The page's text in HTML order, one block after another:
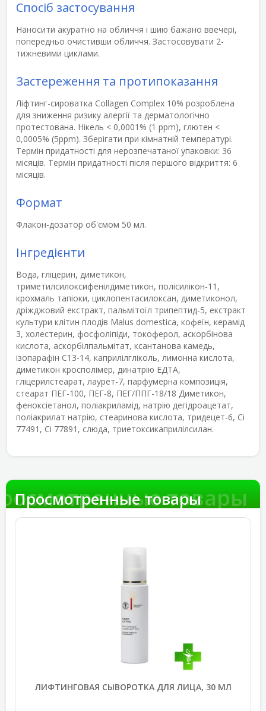
Спосіб застосування
Наносити акуратно на обличчя і шию бажано ввечері,
попередньо очистивши обличчя. Застосовувати 2-
тижневими циклами.
Застереження та протипоказання
Ліфтинг-сироватка Collagen Complex 10% розроблена
для зниження ризику алергії та дерматологічно
протестована. Нікель < 0,0001% (1 ppm), глютен <
0,0005% (5ppm). Зберігати при кімнатній температурі.
Термін придатності для нерозпечатаної упаковки: 36
місяців. Термін придатності після першого відкриття: 6
місяців.
Формат
Флакон-дозатор об'ємом 50 мл.
Інгредієнти
Вода, гліцерин, диметикон,
триметилсилоксифенілдиметикон, полісилікон-11,
крохмаль тапіоки, циклопентасилоксан, диметиконол,
дріжджовий екстракт, пальмітоїл трипептид-5, екстракт
культури клітин плодів Malus domestica, кофеїн, керамід
3, холестерин, фосфоліпіди, токоферол, аскорбінова
кислота, аскорбілпальмітат, ксантанова камедь,
ізопарафін C13-14, каприлілгліколь, лимонна кислота,
диметикон кросполімер, динатрію ЕДТА,
гліцерилстеарат, лаурет-7, парфумерна композиція,
стеарат ПЕГ-100, ПЕГ-8, ПЕГ/ППГ-18/18 Диметикон,
феноксіетанол, поліакриламід, натрію дегідроацетат,
поліакрилат натрію, стеаринова кислота, тридецет-6, Ci
77491, Ci 77891, слюда, триетоксикаприлілсилан.
товары
Просмотренные товары
ЛИФТИНГОВАЯ СЫВОРОТКА ДЛЯ ЛИЦА, 30 МЛ